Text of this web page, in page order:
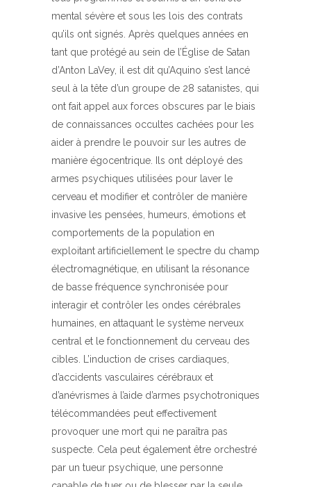
mental sévère et sous les lois des contrats
qu’ils ont signés. Après quelques années en
tant que protégé au sein de l’Église de Satan
d’Anton LaVey, il est dit qu’Aquino s’est lancé
seul à la tête d’un groupe de 28 satanistes, qui
ont fait appel aux forces obscures par le biais
de connaissances occultes cachées pour les
aider à prendre le pouvoir sur les autres de
manière égocentrique. Ils ont déployé des
armes psychiques utilisées pour laver le
cerveau et modifier et contrôler de manière
invasive les pensées, humeurs, émotions et
comportements de la population en
exploitant artificiellement le spectre du champ
électromagnétique, en utilisant la résonance
de basse fréquence synchronisée pour
interagir et contrôler les ondes cérébrales
humaines, en attaquant le système nerveux
central et le fonctionnement du cerveau des
cibles. L’induction de crises cardiaques,
d’accidents vasculaires cérébraux et
d’anévrismes à l’aide d’armes psychotroniques
télécommandées peut effectivement
provoquer une mort qui ne paraîtra pas
suspecte. Cela peut également être orchestré
par un tueur psychique, une personne